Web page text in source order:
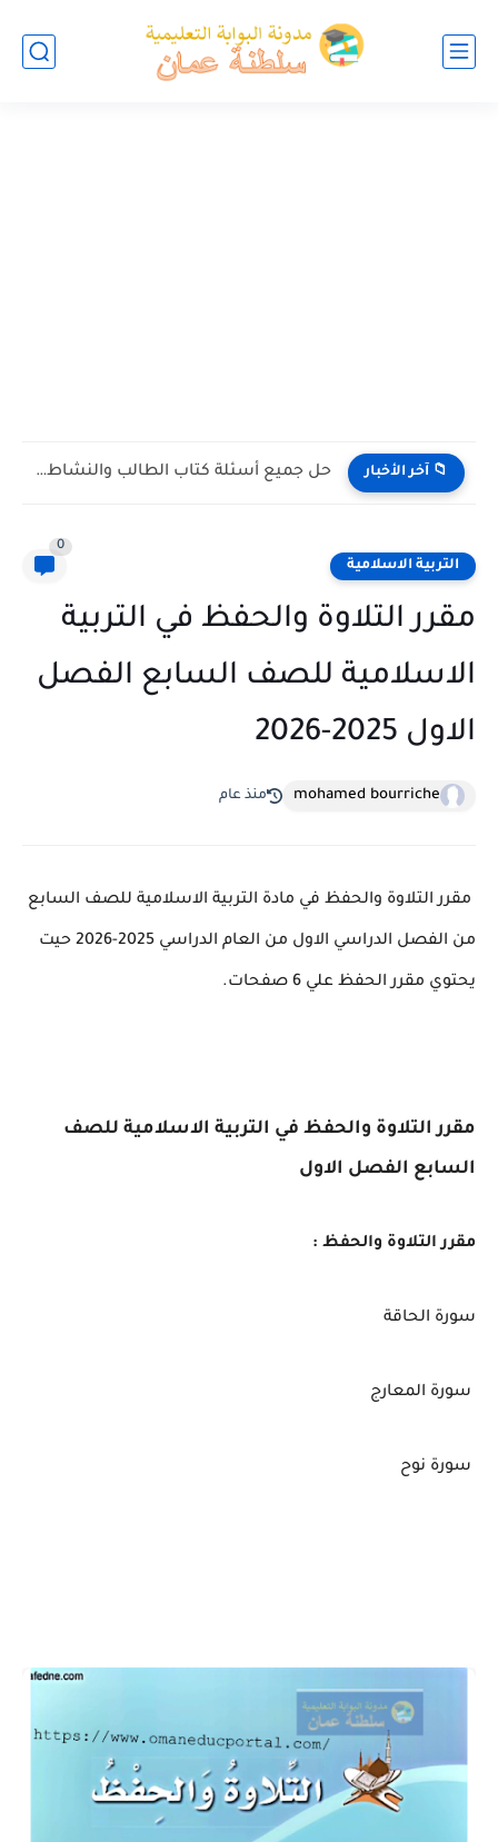
📁 آخر الأخبار حل جميع أسئلة كتاب الطالب والنشاط في الاحياء للصف العاشر...
التربية الاسلامية
0
مقرر التلاوة والحفظ في التربية
الاسلامية للصف السابع الفصل
الاول 2025-2026
mohamed bourriche منذ عام
مقرر التلاوة والحفظ في مادة التربية الاسلامية للصف السابع
من الفصل الدراسي الاول من العام الدراسي 2025-2026 حيت
يحتوي مقرر الحفظ علي 6 صفحات.
مقرر التلاوة والحفظ في التربية الاسلامية للصف
السابع الفصل الاول
مقرر التلاوة والحفظ :
سورة الحاقة
سورة المعارج
سورة نوح